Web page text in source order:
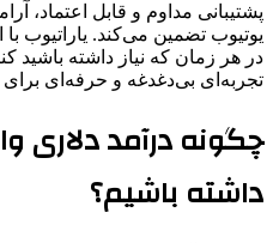
پشتیبانی مداوم و قابل اعتماد،
در هر زمان که نیاز داشته باشید
تجربه‌ای بی‌دغدغه و حرفه‌ای
چگونه درآمد دلاری
داشته باشیم؟